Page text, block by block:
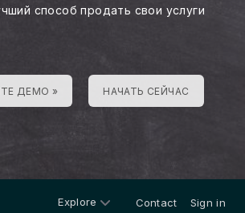
способ продать свои услуги
ДЕМО » НАЧАТЬ СЕЙЧАС
Explore Contact Sign in